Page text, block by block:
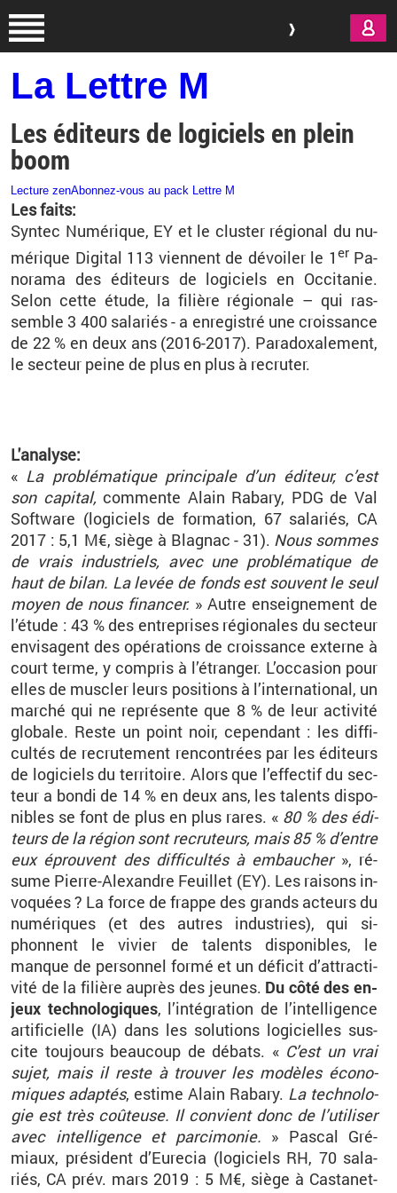
La Lettre M
Les éditeurs de logiciels en plein
boom
Lecture zenAbonnez-vous au pack Lettre M
Les faits:
Syn­tec Nu­mé­rique, EY et le clus­ter ré­gio­nal du nu­
mé­rique Di­gi­tal 113 viennent de dé­voi­ler le 1 erPa­
no­rama des édi­teurs de lo­gi­ciels en Oc­ci­ta­nie.
Selon cette étude, la fi­lière ré­gio­nale – qui ras­
semble 3 400 sa­la­riés - a en­re­gis­tré une crois­sance
de 22 % en deux ans (2016-2017). Pa­ra­doxa­le­ment,
le sec­teur peine de plus en plus à re­cru­ter.
L'ana­lyse:
« La pro­blé­ma­tique prin­ci­pale d’un édi­teur, c’est
son ca­pi­tal,com­mente Alain Ra­bary, PDG de Val
Soft­ware (lo­gi­ciels de for­ma­tion, 67 sa­la­riés, CA
2017 : 5,1 M€, siège à Bla­gnac - 31). Nous sommes
de vrais in­dus­triels, avec une pro­blé­ma­tique de
haut de bilan. La levée de fonds est sou­vent le seul
moyen de nous fi­nan­cer. » Autre en­sei­gne­ment de
l’étude : 43 % des en­tre­prises ré­gio­nales du sec­teur
en­vi­sagent des opé­ra­tions de crois­sance ex­terne à
court terme, y com­pris à l’étran­ger. L’oc­ca­sion pour
elles de mus­cler leurs po­si­tions à l’in­ter­na­tio­nal, un
mar­ché qui ne re­pré­sente que 8 % de leur ac­ti­vité
glo­bale. Reste un point noir, ce­pen­dant : les dif­fi­
cul­tés de re­cru­te­ment ren­con­trées par les édi­teurs
de lo­gi­ciels du ter­ri­toire. Alors que l’ef­fec­tif du sec­
teur a bondi de 14 % en deux ans, les ta­lents dis­po­
nibles se font de plus en plus rares. « 80 % des édi­
teurs de la ré­gion sont re­cru­teurs, mais 85 % d’entre
eux éprouvent des dif­fi­cul­tés à em­bau­cher », ré­
sume Pierre-Alexandre Feuillet (EY). Les rai­sons in­
vo­quées ? La force de frappe des grands ac­teurs du
nu­mé­riques (et des autres in­dus­tries), qui si­
phonnent le vi­vier de ta­lents dis­po­nibles, le
manque de per­son­nel formé et un dé­fi­cit d’at­trac­ti­
vité de la fi­lière au­près des jeunes. Du côté des en­
jeux tech­no­lo­giques, l’in­té­gra­tion de l’in­tel­li­gence
ar­ti­fi­cielle (IA) dans les so­lu­tions lo­gi­cielles sus­
cite tou­jours beau­coup de dé­bats. « C’est un vrai
sujet, mais il reste à trou­ver les mo­dèles éco­no­
miques adap­tés, es­time Alain Ra­bary. La tech­no­lo­
gie est très coû­teuse. Il convient donc de l’uti­li­ser
avec in­tel­li­gence et par­ci­mo­nie. » Pas­cal Gré­
miaux, pré­sident d’Eu­re­cia (lo­gi­ciels RH, 70 sa­la­
riés, CA prév. mars 2019 : 5 M€, siège à Cas­ta­net-